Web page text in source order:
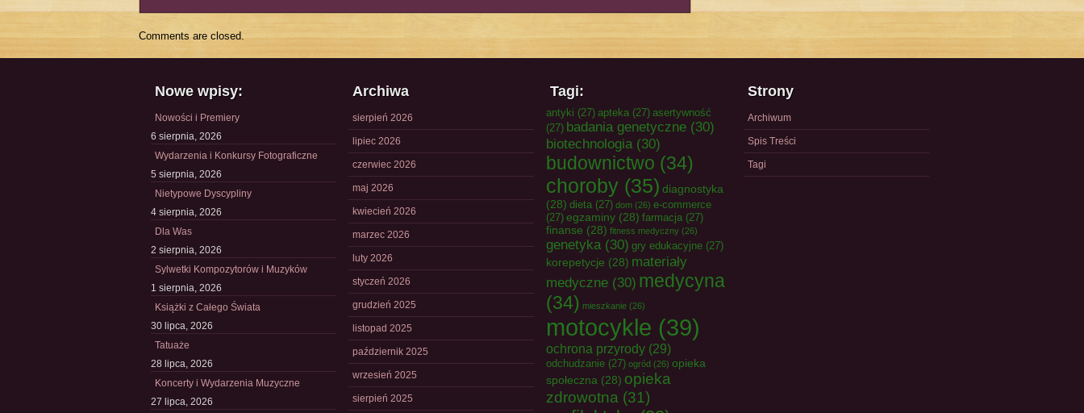
Comments are closed.
Nowe wpisy:
Nowości i Premiery
6 sierpnia, 2026
Wydarzenia i Konkursy Fotograficzne
5 sierpnia, 2026
Nietypowe Dyscypliny
4 sierpnia, 2026
Dla Was
2 sierpnia, 2026
Sylwetki Kompozytorów i Muzyków
1 sierpnia, 2026
Książki z Całego Świata
30 lipca, 2026
Tatuaże
28 lipca, 2026
Koncerty i Wydarzenia Muzyczne
27 lipca, 2026
Archiwa
sierpień 2026
lipiec 2026
czerwiec 2026
maj 2026
kwiecień 2026
marzec 2026
luty 2026
styczeń 2026
grudzień 2025
listopad 2025
październik 2025
wrzesień 2025
sierpień 2025
Tagi:
antyki (27) apteka (27) asertywność
(27) badania genetyczne (30)
biotechnologia(30)
budownictwo (34)
choroby (35) diagnostyka
(28) dieta (27) dom (26) e-commerce
(27) egzaminy (28) farmacja (27)
finanse (28) fitness medyczny (26)
genetyka(30) gry edukacyjne (27)
korepetycje (28) materiały
medyczne (30) medycyna
(34) mieszkanie (26)
motocykle (39)
ochrona przyrody (29)
odchudzanie (27) ogród (26) opieka
społeczna (28) opieka
zdrowotna (31)
Strony
Archiwum
Spis Treści
Tagi